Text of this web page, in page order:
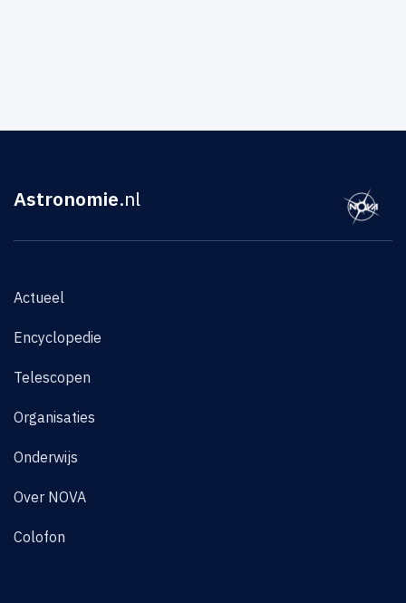
Astronomie.nl
Actueel
Encyclopedie
Telescopen
Organisaties
Onderwijs
Over NOVA
Colofon